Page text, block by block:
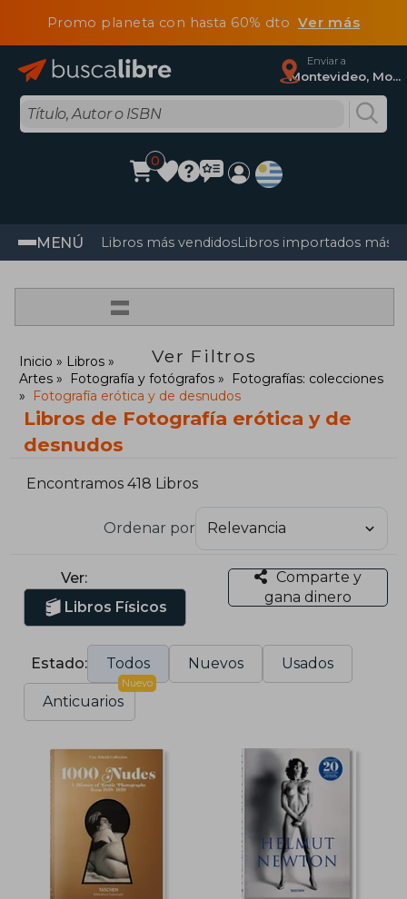
Promo planeta con hasta 60% dtoVer más
Enviar a
Montevideo, Montevideo
0
MENÚ Libros más vendidosLibros importados más
=
Ver Filtros
Inicio
Libros
Artes
Fotografía y fotógrafos
Fotografías: colecciones
Fotografía erótica y de desnudos
Libros de Fotografía erótica y de
desnudos
Encontramos 418 Libros
Ordenar por
Ver:
Libros Físicos
Comparte y
gana dinero
Estado: Todos Nuevos Usados
Anticuarios
Nuevo